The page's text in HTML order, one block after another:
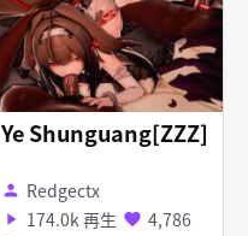
Ye Shunguang[ZZZ]
person Redgectx
play_arrow 174.0k 再生 favorite 4,786